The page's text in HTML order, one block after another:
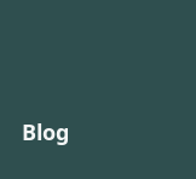
Blog